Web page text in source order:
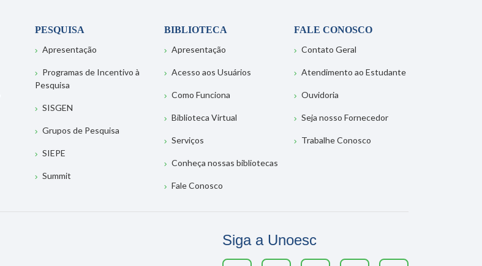
PESQUISA
Apresentação
Programas de Incentivo à
Pesquisa
SISGEN
Grupos de Pesquisa
SIEPE
Summit
BIBLIOTECA
Apresentação
Acesso aos Usuários
Como Funciona
Biblioteca Virtual
Serviços
Conheça nossas bibliotecas
Fale Conosco
FALE CONOSCO
Contato Geral
Atendimento ao Estudante
Ouvidoria
Seja nosso Fornecedor
Trabalhe Conosco
Siga a Unoesc